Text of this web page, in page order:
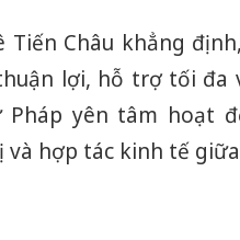
Tiến Châu khẳng
lợi, hỗ trợ tối đa
Pháp yên tâm hoạt
hợp tác kinh tế